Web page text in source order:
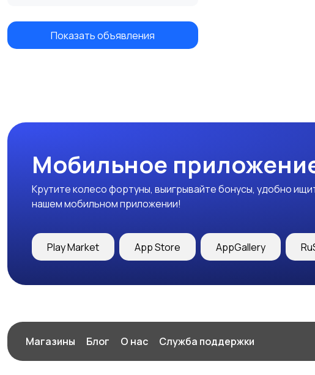
Показать объявления
Мобильное
Крутите колесо фортуны, выигрывайте бонусы, удобно
нашем мобильном приложении!
Play Market App Store AppGallery
Магазины Блог О нас Служба поддержки